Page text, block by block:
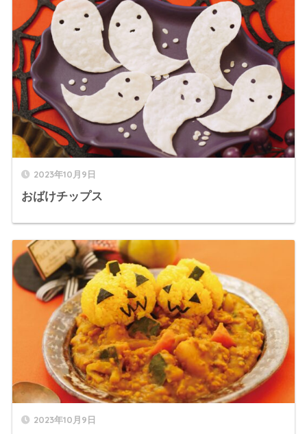
2023年10月9日
おばけチップス
2023年10月9日